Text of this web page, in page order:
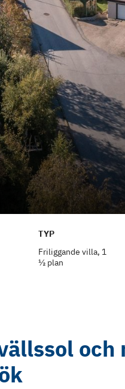
TYP
Friliggande villa, 1
½ plan
och